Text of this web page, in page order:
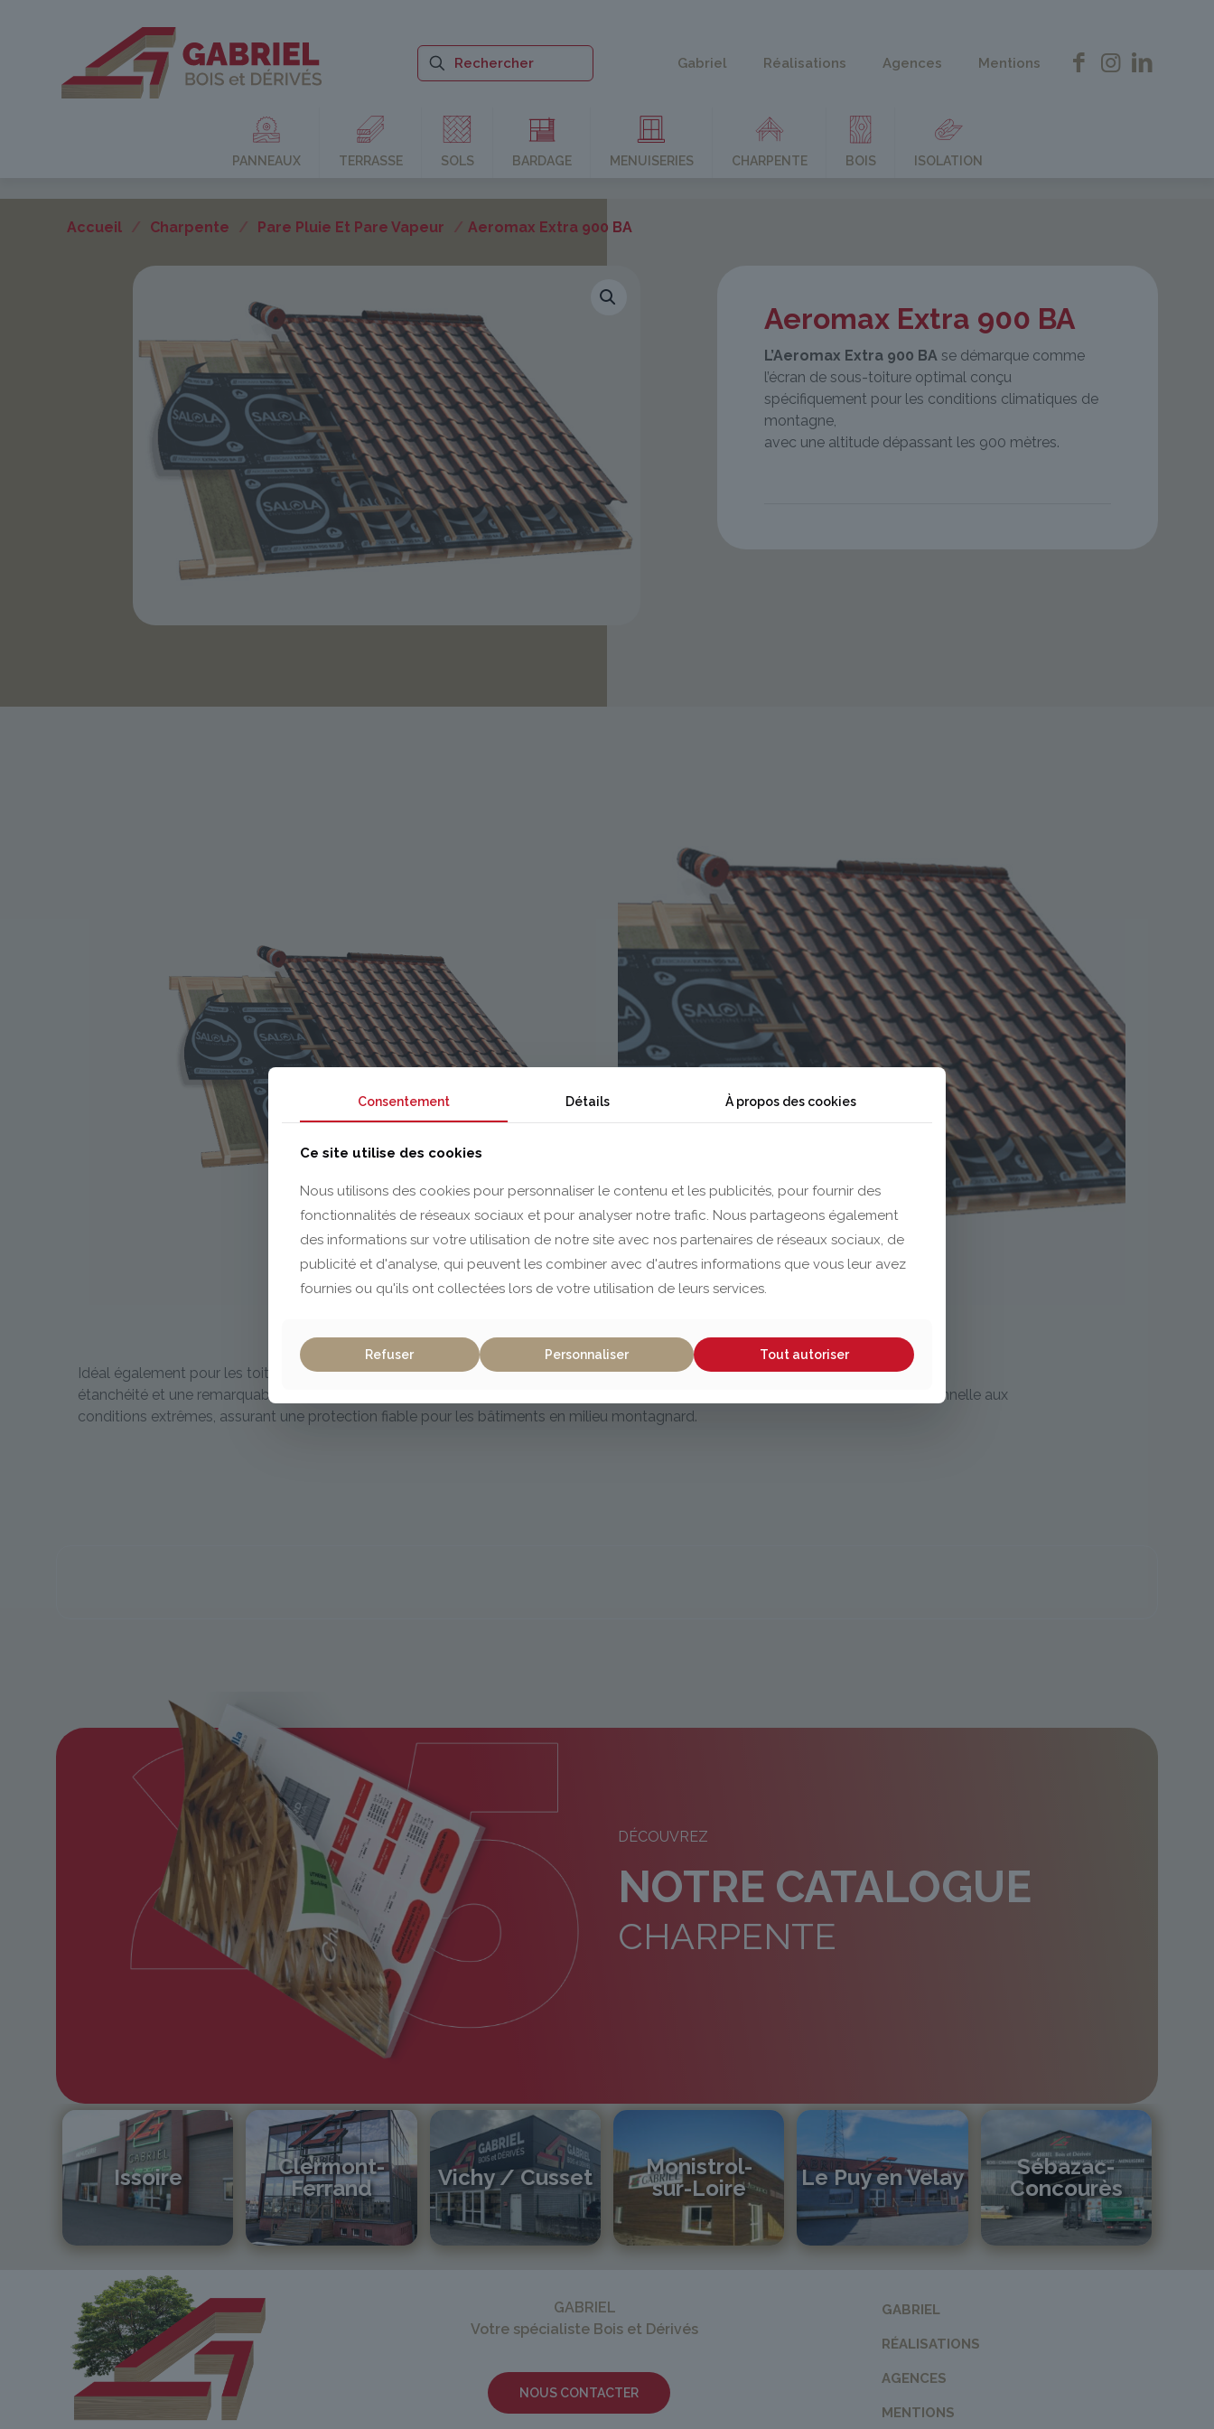
Gabriel Réalisations Agences Mentions
PANNEAUX TERRASSE SOLS BARDAGE MENUISERIES CHARPENTE BOIS ISOLATION
Accueil / Charpente / Pare Pluie Et Pare Vapeur / Aeromax Extra 900 BA
Aeromax Extra 900 BA
L’Aeromax Extra 900 BA se démarque comme
l’écran de sous-toiture optimal conçu
spécifiquement pour les conditions climatiques de
montagne,
avec une altitude dépassant les 900 mètres.
Idéal également pour les toitures à faible pente, cet écran de sous-toiture allie respirabilité,
étanchéité et une remarquable perméabilité à la vapeur d’eau. Grâce à sa technologie monolithique, il offre une résistance exceptionnelle aux
conditions extrêmes, assurant une protection fiable pour les bâtiments en milieu montagnard.
DÉCOUVREZ
NOTRE CATALOGUE
CHARPENTE
Issoire
contact@gabriel-sa.fr
Clermont-
Ferrand
04 73 42 18 38
Vichy / Cusset
04 70 97 56 39
cusset@gabriel-sa.fr
Monistrol-
sur-Loire
04 71 61 01 86
Le Puy en Velay
04 71 01 13 30
lepuy@gabriel-sa.fr
Sébazac-
Concourès
GABRIEL
Votre spécialiste Bois et Dérivés
NOUS CONTACTER
GABRIEL
RÉALISATIONS
AGENCES
MENTIONS
Consentement Détails À propos des cookies
Ce site utilise des cookies
Nous utilisons des cookies pour personnaliser le contenu et les publicités, pour fournir des
fonctionnalités de réseaux sociaux et pour analyser notre trafic. Nous partageons également
des informations sur votre utilisation de notre site avec nos partenaires de réseaux sociaux, de
publicité et d'analyse, qui peuvent les combiner avec d'autres informations que vous leur avez
fournies ou qu'ils ont collectées lors de votre utilisation de leurs services.
Refuser Personnaliser Tout autoriser